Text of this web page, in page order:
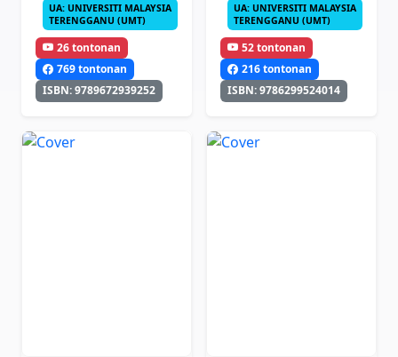
UA: UNIVERSITI MALAYSIA
TERENGGANU (UMT)
26 tontonan
769 tontonan
ISBN: 9789672939252
UA: UNIVERSITI MALAYSIA
TERENGGANU (UMT)
52 tontonan
216 tontonan
ISBN: 9786299524014